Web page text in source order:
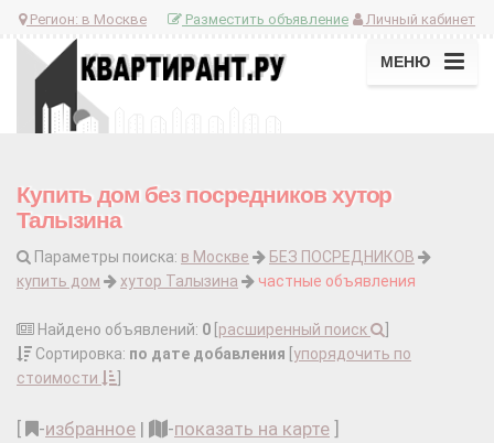
Регион: в Москве Личный кабинет
Разместить объявление
МЕНЮ
Купить дом без посредников хутор
Талызина
Параметры поиска: в Москве
БЕЗ ПОСРЕДНИКОВ
купить дом
хутор Талызина частные объявления
Найдено объявлений: 0 расширенный поиск
Сортировка: по дате добавления упорядочить по
стоимости
-избранное | -показать на карте